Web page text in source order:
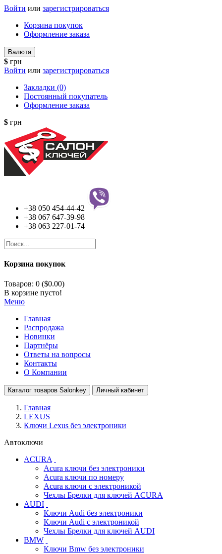
Войти или зарегистрироваться
Корзина покупок
Оформление заказа
Валюта
$ грн
Войти или зарегистрироваться
Закладки (0)
Постоянный покупатель
Оформление заказа
$ грн
+38 050 454-44-42
+38 067 647-39-98
+38 063 227-01-74
Корзина покупок
Товаров: 0 ($0.00)
В корзине пусто!
Меню
Главная
Распродажа
Новинки
Партнёры
Ответы на вопросы
Контакты
О Компании
Каталог товаров Salonkey Личный кабинет
Главная
LEXUS
Ключи Lexus без электроники
Автоключи
ACURA
Acura ключи без электроники
Acura ключи по номеру
Acura ключи с электроникой
Чехлы Брелки для ключей ACURA
AUDI
Ключи Audi без электроники
Ключи Audi с электроникой
Чехлы Брелки для ключей AUDI
BMW
Ключи Bmw без электроники